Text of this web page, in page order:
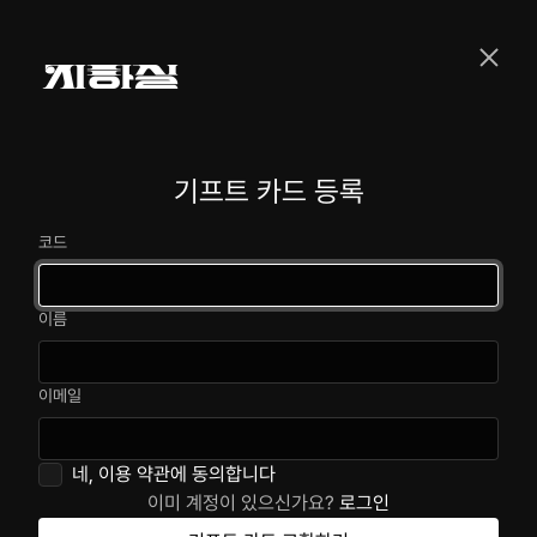
기프트 카드 등록
코드
이름
이메일
네, 이용 약관에 동의합니다
이미 계정이 있으신가요? 로그인